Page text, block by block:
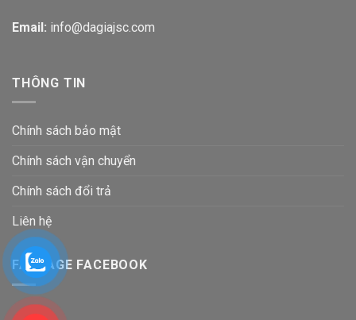
Email: info@dagiajsc.com
THÔNG TIN
Chính sách bảo mật
Chính sách vận chuyển
Chính sách đổi trả
Liên hệ
FANPAGE FACEBOOK